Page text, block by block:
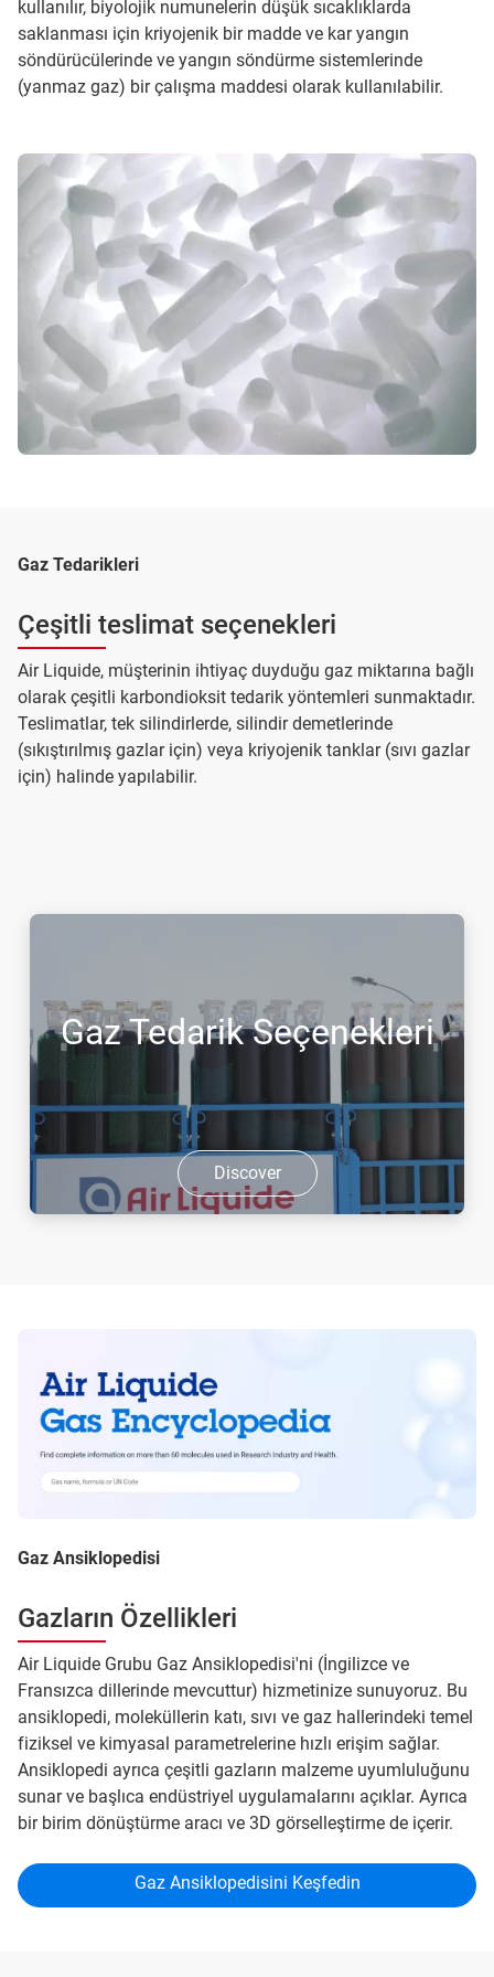
kullanılır, biyolojik numunelerin düşük sıcaklıklarda
saklanması için kriyojenik bir madde ve kar yangın
söndürücülerinde ve yangın söndürme sistemlerinde
(yanmaz gaz) bir çalışma maddesi olarak kullanılabilir.
Gaz Tedarikleri
Çeşitli teslimat seçenekleri
Air Liquide, müşterinin ihtiyaç duyduğu gaz miktarına bağlı
olarak çeşitli karbondioksit tedarik yöntemleri sunmaktadır.
Teslimatlar, tek silindirlerde, silindir demetlerinde
(sıkıştırılmış gazlar için) veya kriyojenik tanklar (sıvı gazlar
için) halinde yapılabilir.
Gaz Tedarik Seçenekleri
Discover
Gaz Ansiklopedisi
Gazların Özellikleri
Air Liquide Grubu Gaz Ansiklopedisi'ni (İngilizce ve
Fransızca dillerinde mevcuttur) hizmetinize sunuyoruz. Bu
ansiklopedi, moleküllerin katı, sıvı ve gaz hallerindeki temel
fiziksel ve kimyasal parametrelerine hızlı erişim sağlar.
Ansiklopedi ayrıca çeşitli gazların malzeme uyumluluğunu
sunar ve başlıca endüstriyel uygulamalarını açıklar. Ayrıca
bir birim dönüştürme aracı ve 3D görselleştirme de içerir.
Gaz Ansiklopedisini Keşfedin